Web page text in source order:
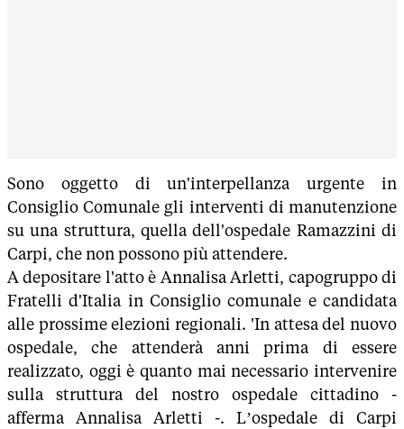
Sono oggetto di un'interpellanza urgente in
Consiglio Comunale gli interventi di manutenzione
su una struttura, quella dell'ospedale Ramazzini di
Carpi, che non possono più attendere.
A depositare l'atto è Annalisa Arletti, capogruppo di
Fratelli d'Italia in Consiglio comunale e candidata
alle prossime elezioni regionali. 'In attesa del nuovo
ospedale, che attenderà anni prima di essere
realizzato, oggi è quanto mai necessario intervenire
sulla struttura del nostro ospedale cittadino -
afferma Annalisa Arletti -. L’ospedale di Carpi